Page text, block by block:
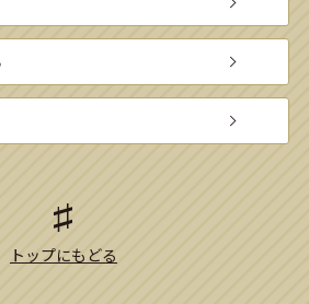
トップにもどる